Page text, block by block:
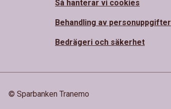
Så hanterar vi cookies
Behandling av personuppgifter
Bedrägeri och säkerhet
© Sparbanken Tranemo